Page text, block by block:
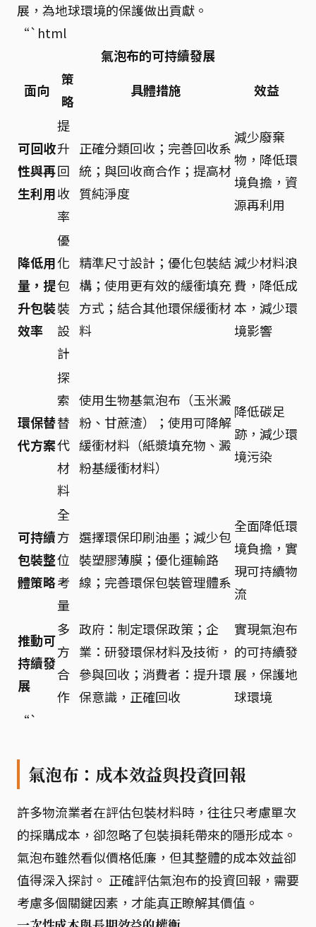
展，為地球環境的保護做出貢獻。
“`html
氣泡布的可持續發展
面向
策
略
具體措施 效益
可回收
性與再
生利用
提
升
回
收
率
正確分類回收；完善回收系
統；與回收商合作；提高材
質純淨度
減少廢棄
物，降低環
境負擔，資
源再利用
降低用
量，提
升包裝
效率
優
化
包
裝
設
計
精準尺寸設計；優化包裝結
構；使用更有效的緩衝填充
方式；結合其他環保緩衝材
料
減少材料浪
費，降低成
本，減少環
境影響
環保替
代方案
探
索
替
代
材
料
使用生物基氣泡布（玉米澱
粉、甘蔗渣）；使用可降解
緩衝材料（紙漿填充物、澱
粉基緩衝材料）
降低碳足
跡，減少環
境污染
可持續
包裝整
體策略
全
方
位
考
量
選擇環保印刷油墨；減少包
裝塑膠薄膜；優化運輸路
線；完善環保包裝管理體系
全面降低環
境負擔，實
現可持續物
流
推動可
持續發
展
多
方
合
作
政府：制定環保政策；企
業：研發環保材料及技術，
參與回收；消費者：提升環
保意識，正確回收
實現氣泡布
的可持續發
展，保護地
球環境
“`
氣泡布：成本效益與投資回報
許多物流業者在評估包裝材料時，往往只考慮單次
的採購成本，卻忽略了包裝損耗帶來的隱形成本。
氣泡布雖然看似價格低廉，但其整體的成本效益卻
值得深入探討。 正確評估氣泡布的投資回報，需要
考慮多個關鍵因素，才能真正瞭解其價值。